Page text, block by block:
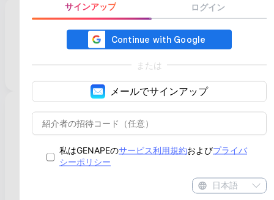
プロンプトを編集
指示入力欄に、希望するスタイルのキーワードを入
プレビューとダウンロ
ード
のいく仕上がりになったらワンクリックで高品質な
サインアップ ログイン
または
メールでサインアップ
私はGENAPEのサービス利用規約およびプライバ
シーポリシー
日本語